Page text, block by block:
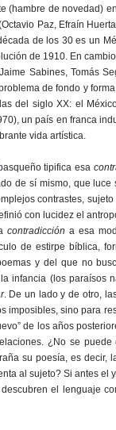
(hambre de novedad)
Paz, Efraín
de los 30 es un
de 1910. En
Sabines, Tomás
de fondo y
del siglo XX: el
un país en franca
vida artística.
tipifica esa
de sí mismo, que
contrastes,
con lucidez el
contradiccióna esa
de estirpe bíblica,
y del que no
infancia (los paraísos
. De un lado y de otro,
imposibles, sino para
de los años
¿No se
su poesía, es decir,
al sujeto? Si antes
el lenguaje